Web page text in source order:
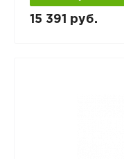
15 391 руб.